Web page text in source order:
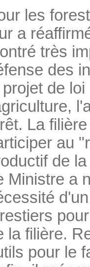
les
a
très
des
projet de
La
au
de
Ministre a
la filière.
pour le